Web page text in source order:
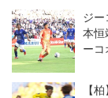
めた中村敬斗に加
復中の鈴木唯人も
ジー
本恒
ーコ
【